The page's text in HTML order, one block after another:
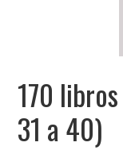
170
31 a 40)